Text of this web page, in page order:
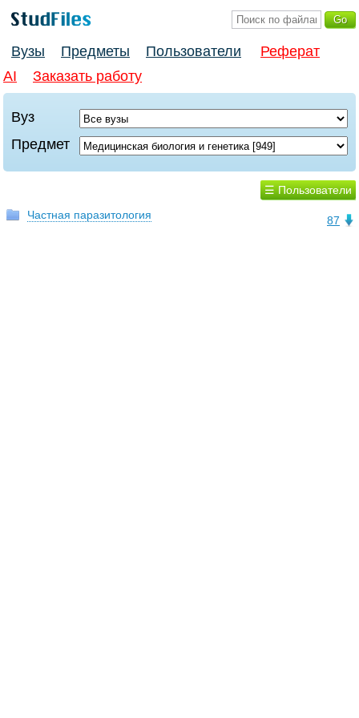
Вузы Предметы Пользователи
Реферат
AI
Заказать работу
Вуз
Предмет
☰ Пользователи
87
Частная паразитология